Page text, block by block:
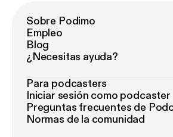
Sobre Podimo
Empleo
Blog
¿Necesitas ayuda?
Para podcasters
Iniciar sesión como podcaster
Preguntas frecuentes de
Normas de la comunidad